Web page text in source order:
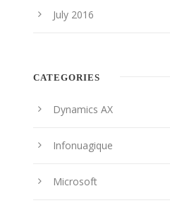
July 2016
CATEGORIES
Dynamics AX
Infonuagique
Microsoft